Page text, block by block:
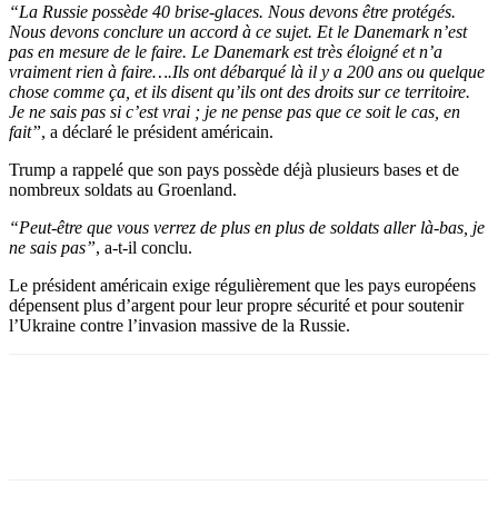
“La Russie possède 40 brise-glaces. Nous devons être protégés.
Nous devons conclure un accord à ce sujet. Et le Danemark n’est
pas en mesure de le faire. Le Danemark est très éloigné et n’a
vraiment rien à faire….Ils ont débarqué là il y a 200 ans ou quelque
chose comme ça, et ils disent qu’ils ont des droits sur ce territoire.
Je ne sais pas si c’est vrai ; je ne pense pas que ce soit le cas, en
fait”, a déclaré le président américain.
Trump a rappelé que son pays possède déjà plusieurs bases et de
nombreux soldats au Groenland.
“Peut-être que vous verrez de plus en plus de soldats aller là-bas, je
ne sais pas”, a-t-il conclu.
Le président américain exige régulièrement que les pays européens
dépensent plus d’argent pour leur propre sécurité et pour soutenir
l’Ukraine contre l’invasion massive de la Russie.